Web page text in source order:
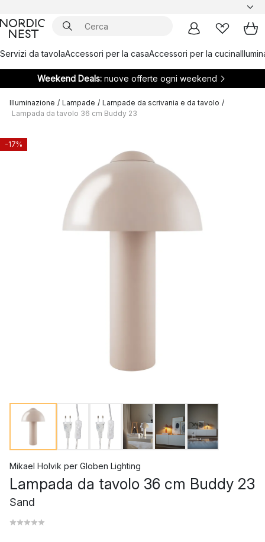
Servizi da tavolaAccessori per la casaAccessori per la cucina
Weekend Deals: nuove offerte ogni weekend
Illuminazione / Lampade / Lampade da scrivania e da tavolo /
Lampada da tavolo 36 cm Buddy 23
-17%
Mikael Holvik per Globen Lighting
Lampada da tavolo 36 cm Buddy 23
Sand